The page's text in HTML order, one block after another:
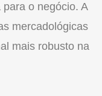
o negócio. A
mercadológicas
mais robusto na